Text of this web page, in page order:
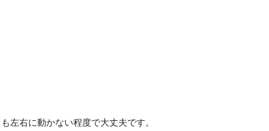
左右に動かない程度で大丈夫です。